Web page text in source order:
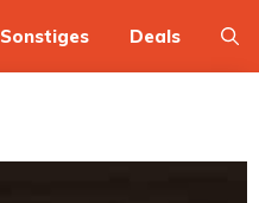
Sonstiges Deals